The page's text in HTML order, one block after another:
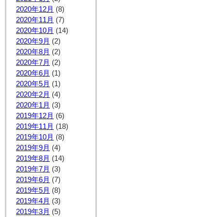
2020年12月 (8)
2020年11月 (7)
2020年10月 (14)
2020年9月 (2)
2020年8月 (2)
2020年7月 (2)
2020年6月 (1)
2020年5月 (1)
2020年2月 (4)
2020年1月 (3)
2019年12月 (6)
2019年11月 (18)
2019年10月 (8)
2019年9月 (4)
2019年8月 (14)
2019年7月 (3)
2019年6月 (7)
2019年5月 (8)
2019年4月 (3)
2019年3月 (5)